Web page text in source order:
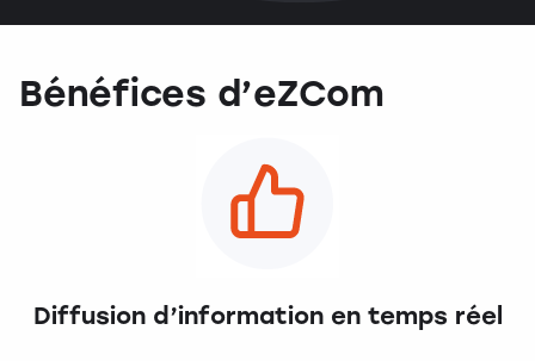
Bénéfices d’eZCom
Diffusion d’information en temps réel